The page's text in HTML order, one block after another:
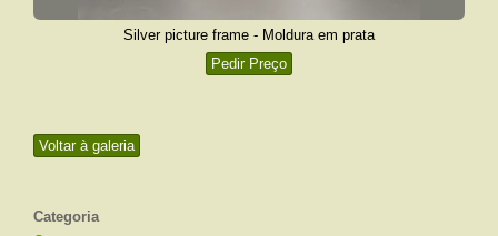
Voltar à galeria
Categoria
Silver picture frame - Moldura em prata
Pedir Preço